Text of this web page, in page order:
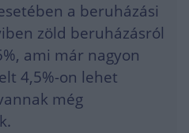
a beruházási
zöld beruházásról
ami már nagyon
4,5%-on lehet
még